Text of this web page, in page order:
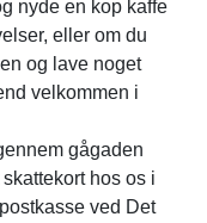
nyde en kop kaffe
eller om du
og lave noget
velkommen i
gågaden
hos os i
ved Det